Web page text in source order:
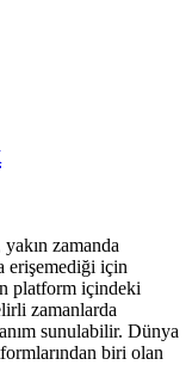
zamanda
erişemediği için
platform içindeki
zamanlarda
sunulabilir. Dünya
biri olan